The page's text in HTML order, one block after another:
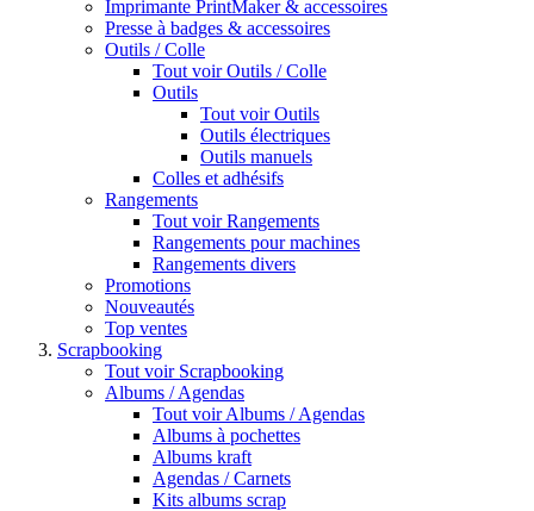
Imprimante PrintMaker & accessoires
Presse à badges & accessoires
Outils / Colle
Tout voir Outils / Colle
Outils
Tout voir Outils
Outils électriques
Outils manuels
Colles et adhésifs
Rangements
Tout voir Rangements
Rangements pour machines
Rangements divers
Promotions
Nouveautés
Top ventes
Scrapbooking
Tout voir Scrapbooking
Albums / Agendas
Tout voir Albums / Agendas
Albums à pochettes
Albums kraft
Agendas / Carnets
Kits albums scrap